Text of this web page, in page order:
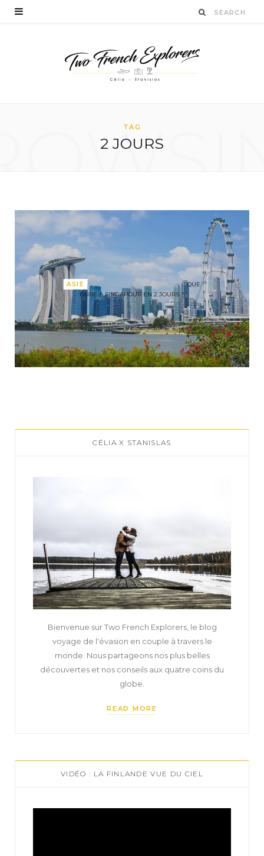
TAG
2 JOURS
ASIE <2-JOURS CLASS="POST-TITLE">QUE
FAIRE À SINGAPOUR EN 2 JOURS ?
CÉLIA X STANISLAS
Bienvenue sur Two French Explorers, le blog
voyage de l'évasion en couple à travers le
monde. Nous partageons nos plus belles
découvertes et nos conseils aux quatre coins du
globe.
READ MORE
VIDÉO : LA FINLANDE VUE DU CIEL